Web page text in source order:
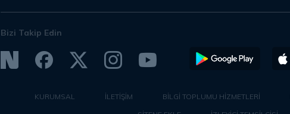
Bizi Takip Edin
KURUMSAL İLETİŞİM BİLGİ TOPLUMU HİZMETLERİ